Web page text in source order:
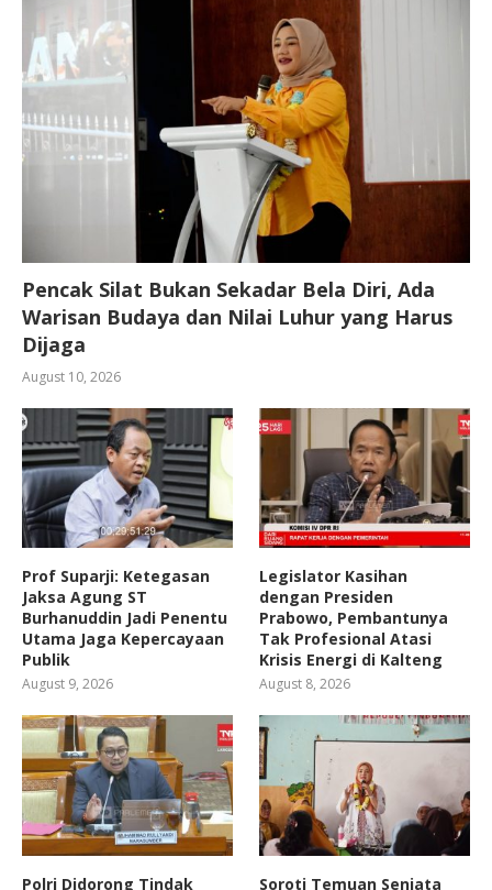
Pencak Silat Bukan Sekadar Bela Diri, Ada
Warisan Budaya dan Nilai Luhur yang Harus
Dijaga
August 10, 2026
Prof Suparji: Ketegasan
Jaksa Agung ST
Burhanuddin Jadi Penentu
Utama Jaga Kepercayaan
Publik
August 9, 2026
Legislator Kasihan
dengan Presiden
Prabowo, Pembantunya
Tak Profesional Atasi
Krisis Energi di Kalteng
August 8, 2026
Polri Didorong Tindak Soroti Temuan Senjata